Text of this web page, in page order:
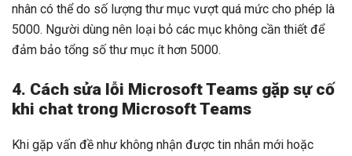
nhân có thể do số lượng thư mục vượt quá mức cho phép là
5000. Người dùng nên loại bỏ các mục không cần thiết để
đảm bảo tổng số thư mục ít hơn 5000.
4. Cách sửa lỗi Microsoft Teams gặp sự cố
khi chat trong Microsoft Teams
Khi gặp vấn đề như không nhận được tin nhắn mới hoặc